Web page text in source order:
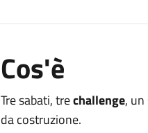
Cos'è
Tre sabati, trechallenge,
da costruzione.